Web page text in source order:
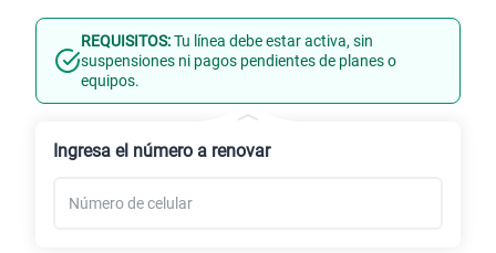
Línea Nueva Portabilidad
REQUISITOS:Tu línea debe estar activa, sin
suspensiones ni pagos pendientes de planes o
equipos.
Ingresa el número a renovar